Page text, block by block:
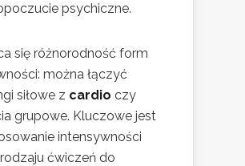
psychiczne.
się różnorodność form
można łączyć
siłowe z cardio czy
grupowe. Kluczowe jest
intensywności
ćwiczeń do